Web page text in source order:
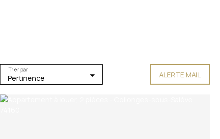
Pertinence
Trier par ALERTE MAIL